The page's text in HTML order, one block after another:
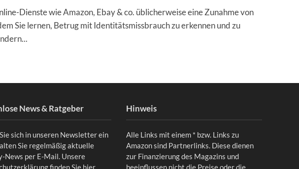
Dienste wie Amazon, Ebay & co. üblicherweise eine Zunahme von
Sie lernen, Betrug mit Identitätsmissbrauch zu erkennen und zu
News & Ratgeber
sich in unseren Newsletter ein
Sie regelmäßig aktuelle
News per E-Mail. Unsere
finden Sie hier.
Hinweis
Alle Links mit einem * bzw. Links zu
Amazon sind Partnerlinks. Diese dienen
zur Finanzierung des Magazins und
beeinflussen nicht die Preise oder die